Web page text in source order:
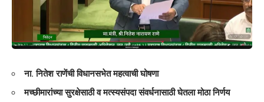
ना. नितेश राणेंची विधानसभेत महत्वाची घोषणा
मच्छीमारांच्या सुरक्षेसाठी व मत्स्यसंपदा संवर्धनासाठी घेतला मोठा निर्णय